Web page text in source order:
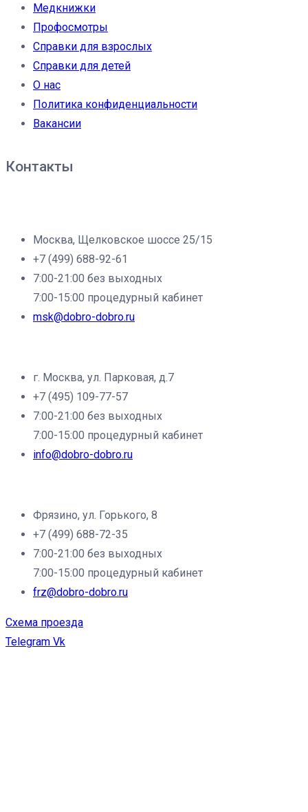
Медкнижки
Профосмотры
Справки для взрослых
Справки для детей
О нас
Политика конфиденциальности
Вакансии
Контакты
Москва, Щелковское шоссе 25/15
+7 (499) 688-92-61
7:00-21:00 без выходных
7:00-15:00 процедурный кабинет
msk@dobro-dobro.ru
г. Москва, ул. Парковая, д.7
+7 (495) 109-77-57
7:00-21:00 без выходных
7:00-15:00 процедурный кабинет
info@dobro-dobro.ru
Фрязино, ул. Горького, 8
+7 (499) 688-72-35
7:00-21:00 без выходных
7:00-15:00 процедурный кабинет
frz@dobro-dobro.ru
Схема проезда
Telegram Vk